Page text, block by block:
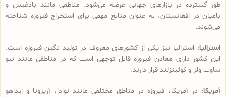
طور گسترده در بازارهای جهانی عرضه می‌شود. مناطقی مانند بادغیس و
بامیان در افغانستان، به عنوان منابع مهمی برای استخراج فیروزه شناخته
می‌شوند.
استرالیا: استرالیا نیز یکی از کشورهای معروف در تولید نگین فیروزه است.
این کشور دارای معادن فیروزه قابل توجهی است که در مناطقی مانند نیو
ساوت ولز و کوئینزلند قرار دارند.
آمریکا: در آمریکا، فیروزه در مناطق مختلفی مانند نوادا، آریزونا و ایداهو